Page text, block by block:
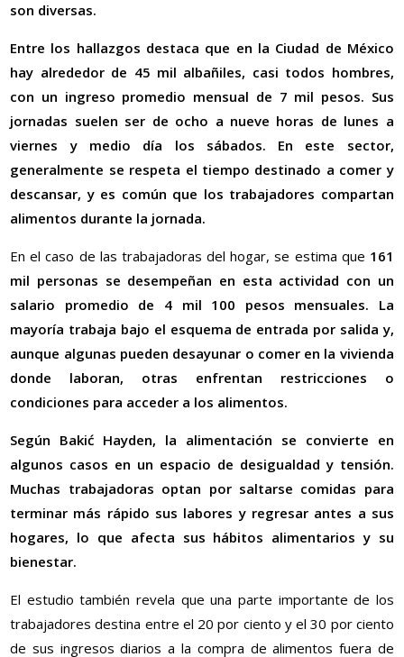
son diversas.
Entre los hallazgos destaca que en la Ciudad de México
hay alrededor de 45 mil albañiles, casi todos hombres,
con un ingreso promedio mensual de 7 mil pesos. Sus
jornadas suelen ser de ocho a nueve horas de lunes a
viernes y medio día los sábados. En este sector,
generalmente se respeta el tiempo destinado a comer y
descansar, y es común que los trabajadores compartan
alimentos durante la jornada.
En el caso de las trabajadoras del hogar, se estima que 161
mil personas se desempeñan en esta actividad con un
salario promedio de 4 mil 100 pesos mensuales. La
mayoría trabaja bajo el esquema de entrada por salida y,
aunque algunas pueden desayunar o comer en la vivienda
donde laboran, otras enfrentan restricciones o
condiciones para acceder a los alimentos.
Según Bakić Hayden, la alimentación se convierte en
algunos casos en un espacio de desigualdad y tensión.
Muchas trabajadoras optan por saltarse comidas para
terminar más rápido sus labores y regresar antes a sus
hogares, lo que afecta sus hábitos alimentarios y su
bienestar.
El estudio también revela que una parte importante de los
trabajadores destina entre el 20 por ciento y el 30 por ciento
de sus ingresos diarios a la compra de alimentos fuera de